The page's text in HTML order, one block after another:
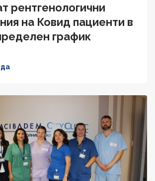
рентгенологични
на Ковид пациенти в
график